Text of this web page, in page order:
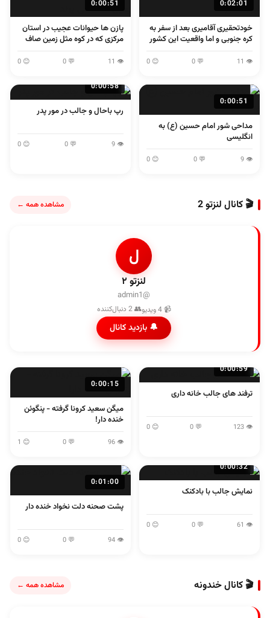
0:02:01
خودتحقیری آقامیری بعد از سفر به
کره جنوبی و اما واقعیت این کشور
👁 11
💬 0
😊 0
0:00:51
پازن ها حیوانات عجیب در استان
مرکزی که در کوه مثل زمین صاف
👁 11
💬 0
😊 0
0:00:51
مداحی شور امام حسین (ع) به
انگلیسی
👁 9
💬 0
😊 0
0:00:58
رپ باحال و جالب در مور پدر
👁 9
💬 0
😊 0
🎬 کانال لنزتو 2 مشاهده همه ←
ل
لنزتو ۲
@admin1
📹 4 ویدیو 👥 2 دنبال‌کننده
🔔 بازدید کانال
0:00:59
ترفند های جالب خانه داری
👁 123
💬 0
😊 0
0:00:15
میگن سعید کرونا گرفته - پنگوئن
خنده دار!
👁 96
💬 0
😊 1
0:00:32
نمایش جالب با بادکنک
👁 61
💬 0
😊 0
0:01:00
پشت صحنه دلت نخواد خنده دار
👁 94
💬 0
😊 0
🎬 کانال خندونه مشاهده همه ←